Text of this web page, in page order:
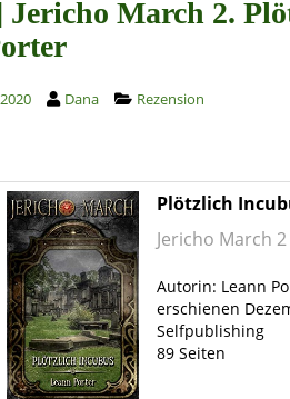
Jericho March 2.
Dana Rezension
Plötzlich
Jericho March 2
Autorin: Leann
erschienen
Selfpublishing
89 Seiten